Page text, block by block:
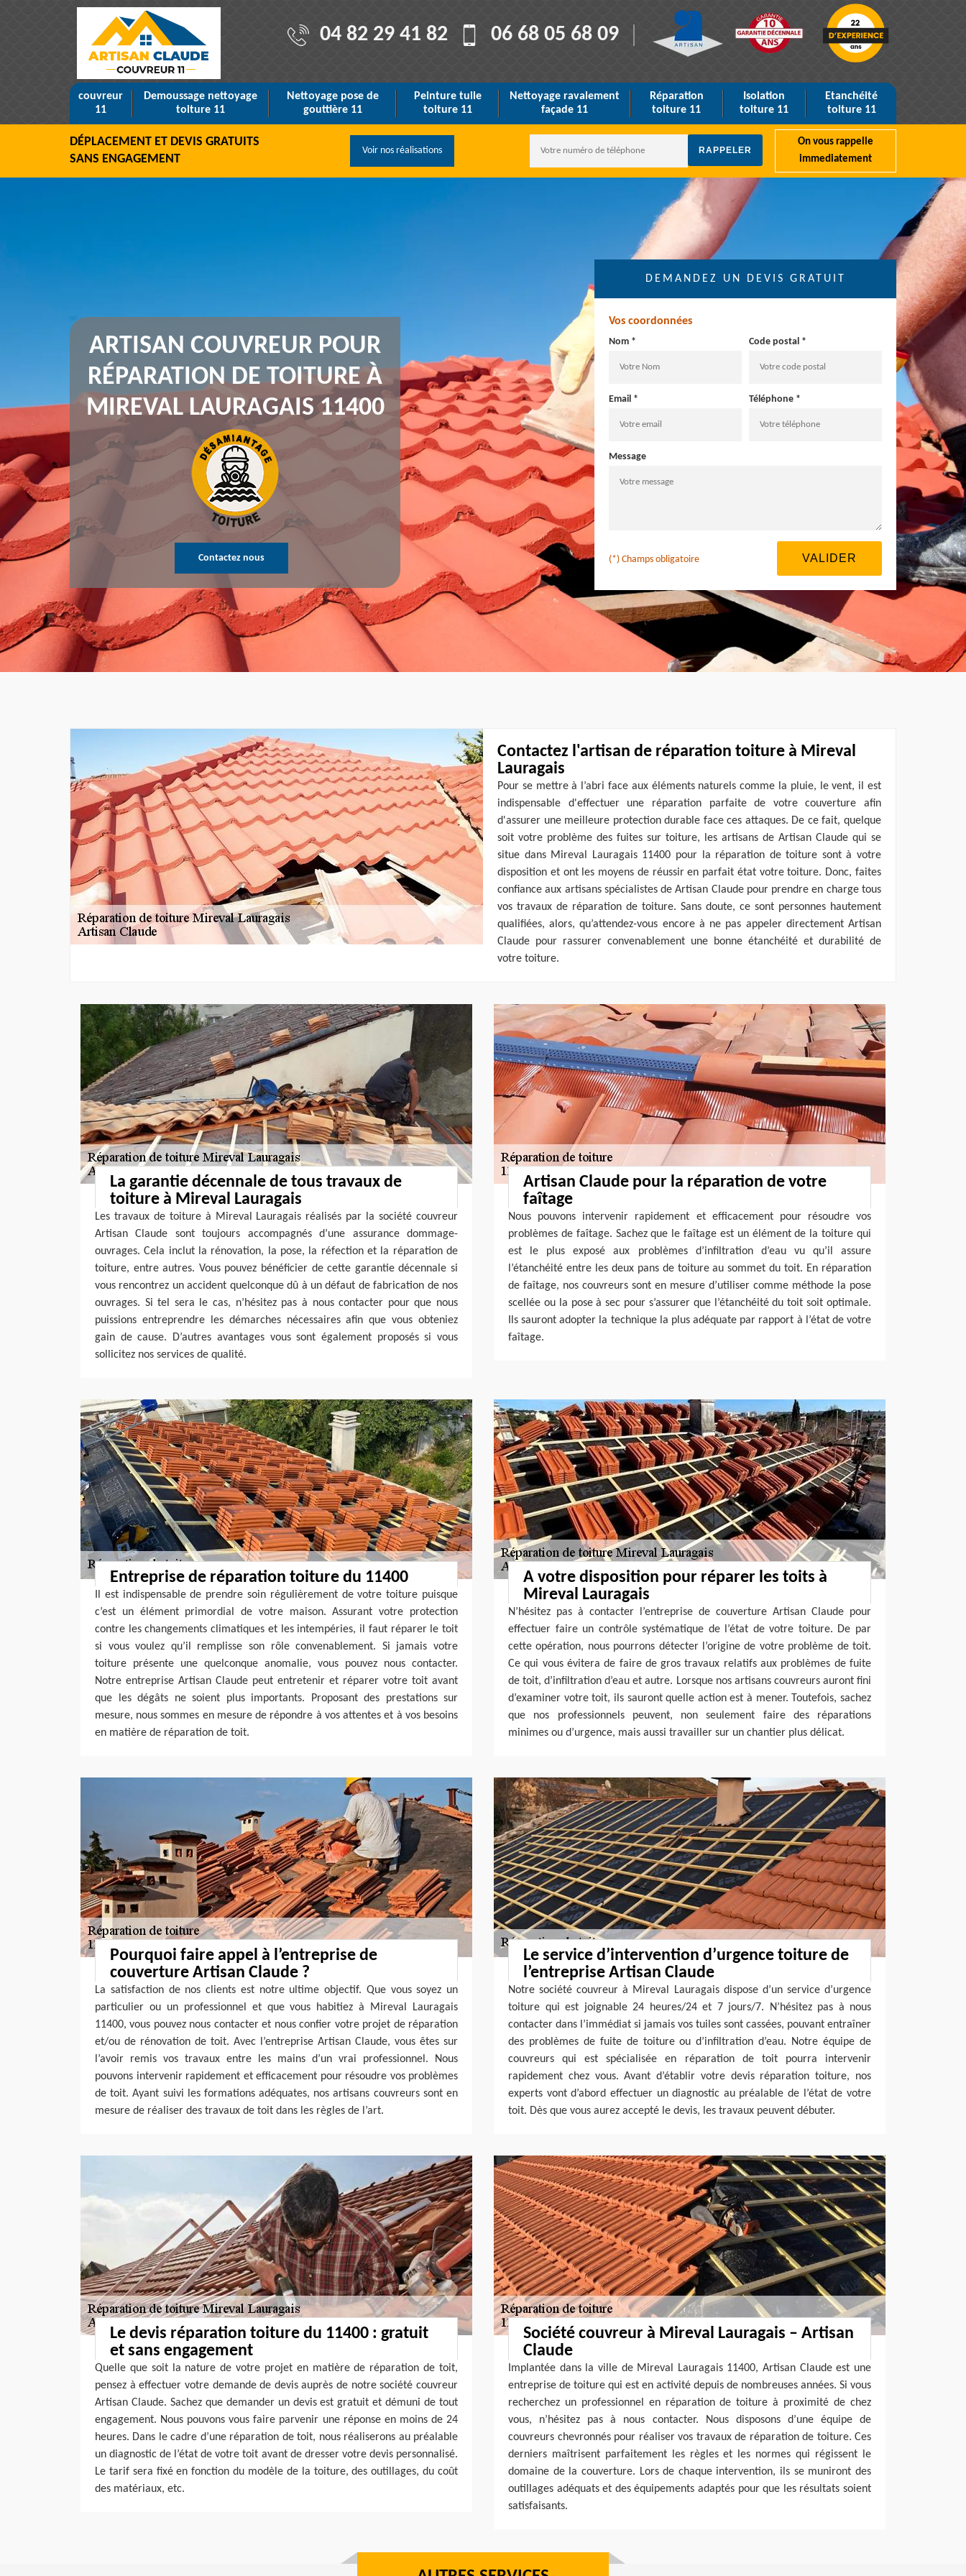
04 82 29 41 82 06 68 05 68 09
couvreur
11
Demoussage nettoyage
toiture 11
Nettoyage pose de
gouttière 11
Peinture tuile
toiture 11
Nettoyage ravalement
façade 11
Réparation
toiture 11
Isolation
toiture 11
Etanchéité
toiture 11
DÉPLACEMENT ET DEVIS GRATUITS
SANS ENGAGEMENT
Voir nos réalisations
On vous rappelle
immediatement
ARTISAN COUVREUR POUR
RÉPARATION DE TOITURE À
MIREVAL LAURAGAIS 11400
Contactez nous
DEMANDEZ UN DEVIS GRATUIT
Vos coordonnées
Nom * Code postal *
Email * Téléphone *
Message
(*) Champs obligatoire
Contactez l'artisan de réparation toiture à Mireval
Lauragais
Pour se mettre à l’abri face aux éléments naturels comme la pluie, le vent, il est
indispensable d'effectuer une réparation parfaite de votre couverture afin
d'assurer une meilleure protection durable face ces attaques. De ce fait, quelque
soit votre problème des fuites sur toiture, les artisans de Artisan Claude qui se
situe dans Mireval Lauragais 11400 pour la réparation de toiture sont à votre
disposition et ont les moyens de réussir en parfait état votre toiture. Donc, faites
confiance aux artisans spécialistes de Artisan Claude pour prendre en charge tous
vos travaux de réparation de toiture. Sans doute, ce sont personnes hautement
qualifiées, alors, qu’attendez-vous encore à ne pas appeler directement Artisan
Claude pour rassurer convenablement une bonne étanchéité et durabilité de
votre toiture.
La garantie décennale de tous travaux de
toiture à Mireval Lauragais
Les travaux de toiture à Mireval Lauragais réalisés par la société couvreur
Artisan Claude sont toujours accompagnés d’une assurance dommage-
ouvrages. Cela inclut la rénovation, la pose, la réfection et la réparation de
toiture, entre autres. Vous pouvez bénéficier de cette garantie décennale si
vous rencontrez un accident quelconque dû à un défaut de fabrication de nos
ouvrages. Si tel sera le cas, n’hésitez pas à nous contacter pour que nous
puissions entreprendre les démarches nécessaires afin que vous obteniez
gain de cause. D’autres avantages vous sont également proposés si vous
sollicitez nos services de qualité.
Artisan Claude pour la réparation de votre
faîtage
Nous pouvons intervenir rapidement et efficacement pour résoudre vos
problèmes de faîtage. Sachez que le faîtage est un élément de la toiture qui
est le plus exposé aux problèmes d’infiltration d’eau vu qu’il assure
l’étanchéité entre les deux pans de toiture au sommet du toit. En réparation
de faîtage, nos couvreurs sont en mesure d’utiliser comme méthode la pose
scellée ou la pose à sec pour s’assurer que l’étanchéité du toit soit optimale.
Ils sauront adopter la technique la plus adéquate par rapport à l’état de votre
faîtage.
Entreprise de réparation toiture du 11400
Il est indispensable de prendre soin régulièrement de votre toiture puisque
c’est un élément primordial de votre maison. Assurant votre protection
contre les changements climatiques et les intempéries, il faut réparer le toit
si vous voulez qu’il remplisse son rôle convenablement. Si jamais votre
toiture présente une quelconque anomalie, vous pouvez nous contacter.
Notre entreprise Artisan Claude peut entretenir et réparer votre toit avant
que les dégâts ne soient plus importants. Proposant des prestations sur
mesure, nous sommes en mesure de répondre à vos attentes et à vos besoins
en matière de réparation de toit.
A votre disposition pour réparer les toits à
Mireval Lauragais
N’hésitez pas à contacter l’entreprise de couverture Artisan Claude pour
effectuer faire un contrôle systématique de l’état de votre toiture. De par
cette opération, nous pourrons détecter l’origine de votre problème de toit.
Ce qui vous évitera de faire de gros travaux relatifs aux problèmes de fuite
de toit, d’infiltration d’eau et autre. Lorsque nos artisans couvreurs auront fini
d’examiner votre toit, ils sauront quelle action est à mener. Toutefois, sachez
que nos professionnels peuvent, non seulement faire des réparations
minimes ou d’urgence, mais aussi travailler sur un chantier plus délicat.
Pourquoi faire appel à l’entreprise de
couverture Artisan Claude ?
La satisfaction de nos clients est notre ultime objectif. Que vous soyez un
particulier ou un professionnel et que vous habitiez à Mireval Lauragais
11400, vous pouvez nous contacter et nous confier votre projet de réparation
et/ou de rénovation de toit. Avec l’entreprise Artisan Claude, vous êtes sur
l’avoir remis vos travaux entre les mains d’un vrai professionnel. Nous
pouvons intervenir rapidement et efficacement pour résoudre vos problèmes
de toit. Ayant suivi les formations adéquates, nos artisans couvreurs sont en
mesure de réaliser des travaux de toit dans les règles de l’art.
Le service d’intervention d’urgence toiture de
l’entreprise Artisan Claude
Notre société couvreur à Mireval Lauragais dispose d’un service d’urgence
toiture qui est joignable 24 heures/24 et 7 jours/7. N’hésitez pas à nous
contacter dans l’immédiat si jamais vos tuiles sont cassées, pouvant entraîner
des problèmes de fuite de toiture ou d’infiltration d’eau. Notre équipe de
couvreurs qui est spécialisée en réparation de toit pourra intervenir
rapidement chez vous. Avant d’établir votre devis réparation toiture, nos
experts vont d’abord effectuer un diagnostic au préalable de l’état de votre
toit. Dès que vous aurez accepté le devis, les travaux peuvent débuter.
Le devis réparation toiture du 11400 : gratuit
et sans engagement
Quelle que soit la nature de votre projet en matière de réparation de toit,
pensez à effectuer votre demande de devis auprès de notre société couvreur
Artisan Claude. Sachez que demander un devis est gratuit et démuni de tout
engagement. Nous pouvons vous faire parvenir une réponse en moins de 24
heures. Dans le cadre d’une réparation de toit, nous réaliserons au préalable
un diagnostic de l’état de votre toit avant de dresser votre devis personnalisé.
Le tarif sera fixé en fonction du modèle de la toiture, des outillages, du coût
des matériaux, etc.
Société couvreur à Mireval Lauragais – Artisan
Claude
Implantée dans la ville de Mireval Lauragais 11400, Artisan Claude est une
entreprise de toiture qui est en activité depuis de nombreuses années. Si vous
recherchez un professionnel en réparation de toiture à proximité de chez
vous, n’hésitez pas à nous contacter. Nous disposons d’une équipe de
couvreurs chevronnés pour réaliser vos travaux de réparation de toiture. Ces
derniers maîtrisent parfaitement les règles et les normes qui régissent le
domaine de la couverture. Lors de chaque intervention, ils se muniront des
outillages adéquats et des équipements adaptés pour que les résultats soient
satisfaisants.